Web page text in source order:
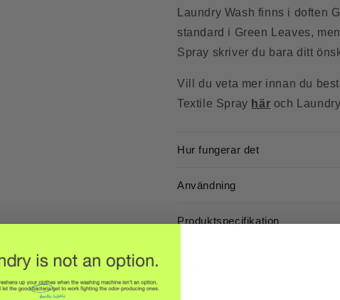
Laundry Wash finns i doften
standard i Green Leaves,
Spray skriver du bara ditt
Vill du veta mer innan du
Textile Spray här och
Hur fungerar det
Användning
Produktspecifikation